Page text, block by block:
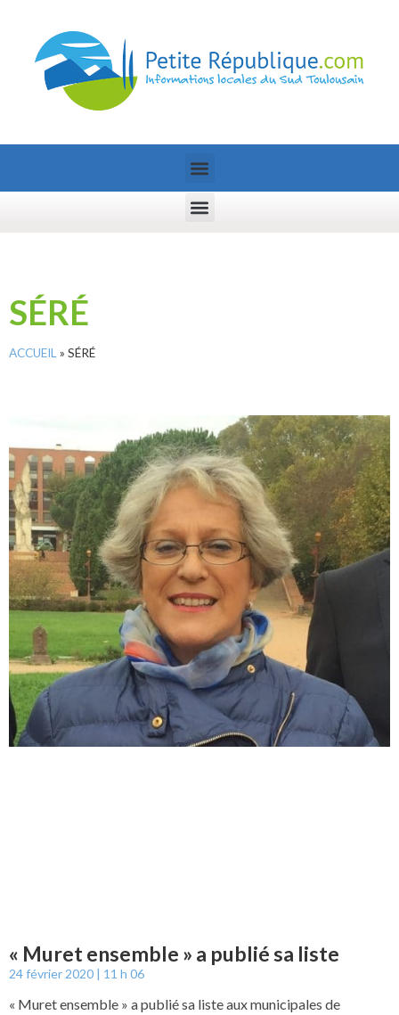
SÉRÉ
ACCUEIL » SÉRÉ
« Muret ensemble » a publié sa liste
24 février 2020 11 h 06
« Muret ensemble » a publié sa liste aux municipales de